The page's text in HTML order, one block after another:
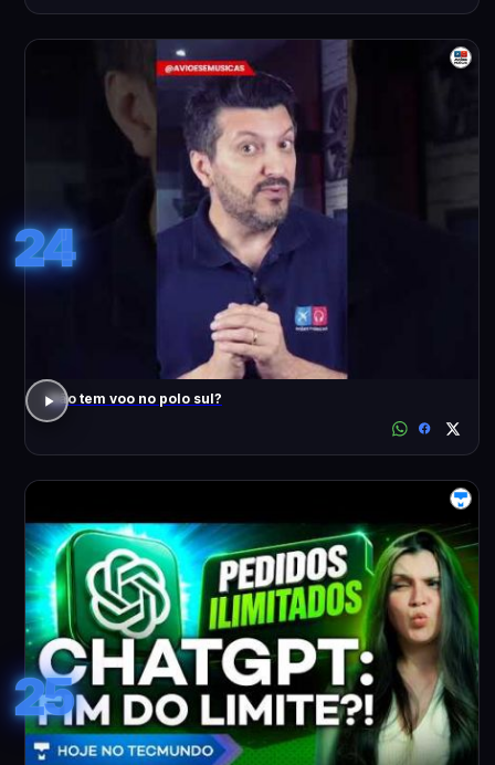
24
Não tem voo no polo sul?
25